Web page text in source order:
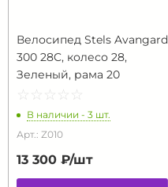
Велосипед Stels Avangard
300 28C, колесо 28,
Зеленый, рама 20
☆ ☆ ☆ ☆ ☆
★ ★ ★ ★ ★
В наличии - 3 шт.
Арт.: Z010
13 300 ₽/шт